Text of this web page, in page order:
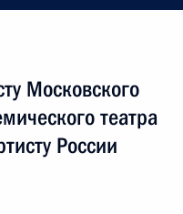
Московского
театра
России